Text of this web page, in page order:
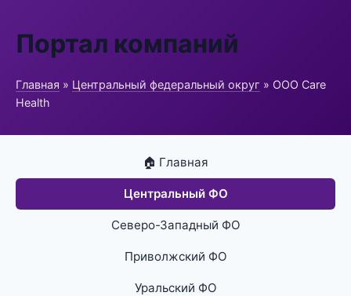
Портал компаний
Главная » Центральный федеральный округ » ООО Care
Health
🏠 Главная
Центральный ФО
Северо-Западный ФО
Приволжский ФО
Уральский ФО